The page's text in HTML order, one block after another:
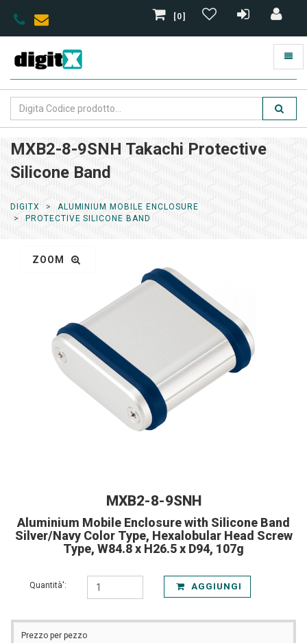
[0]
MXB2-8-9SNH Takachi Protective
Silicone Band
DIGITX
ALUMINIUM MOBILE ENCLOSURE
PROTECTIVE SILICONE BAND
ZOOM
MXB2-8-9SNH
Aluminium Mobile Enclosure with Silicone Band
Silver/Navy Color Type, Hexalobular Head Screw
Type, W84.8 x H26.5 x D94, 107g
Quantità': AGGIUNGI
Prezzo per pezzo